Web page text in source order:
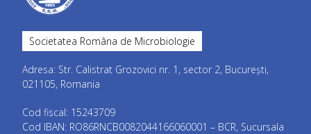
Societatea Româna de Microbiologie
Adresa: Str. Calistrat Grozovici nr. 1, sector 2, București,
021105, Romania
Cod fiscal: 15243709
Cod IBAN: RO86RNCB0082044166060001 – BCR, Sucursala